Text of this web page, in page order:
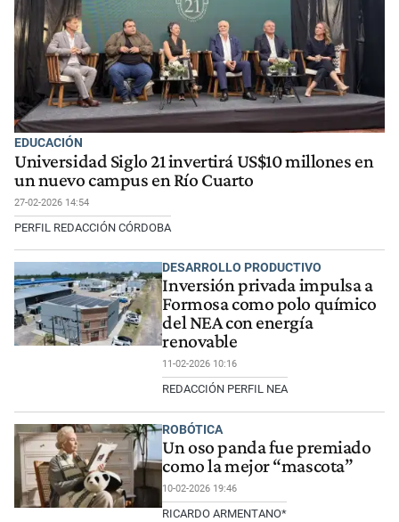
EDUCACIÓN
Universidad Siglo 21 invertirá US$10 millones en
un nuevo campus en Río Cuarto
27-02-2026 14:54
PERFIL REDACCIÓN CÓRDOBA
DESARROLLO PRODUCTIVO
Inversión privada impulsa a
Formosa como polo químico
del NEA con energía
renovable
11-02-2026 10:16
REDACCIÓN PERFIL NEA
ROBÓTICA
Un oso panda fue premiado
como la mejor “mascota”
10-02-2026 19:46
RICARDO ARMENTANO*